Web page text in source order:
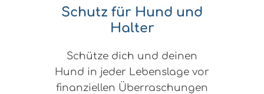
Schutz für Hund und
Halter
Schütze dich und deinen
Hund in jeder Lebenslage vor
finanziellen Überraschungen